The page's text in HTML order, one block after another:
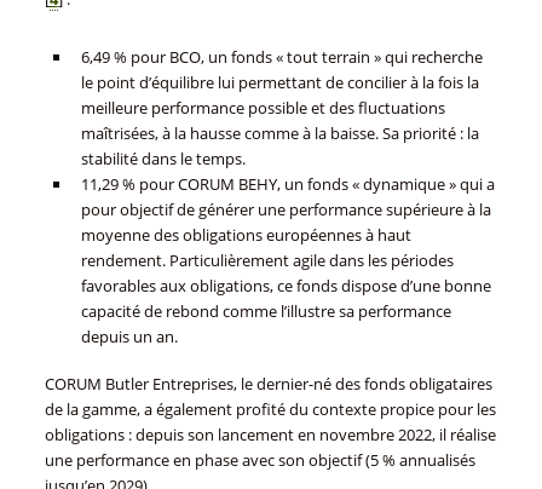
6,49 % pour BCO, un fonds « tout terrain » qui recherche
le point d’équilibre lui permettant de concilier à la fois la
meilleure performance possible et des fluctuations
maîtrisées, à la hausse comme à la baisse. Sa priorité : la
stabilité dans le temps.
11,29 % pour CORUM BEHY, un fonds « dynamique » qui a
pour objectif de générer une performance supérieure à la
moyenne des obligations européennes à haut
rendement. Particulièrement agile dans les périodes
favorables aux obligations, ce fonds dispose d’une bonne
capacité de rebond comme l’illustre sa performance
depuis un an.
CORUM Butler Entreprises, le dernier-né des fonds obligataires
de la gamme, a également profité du contexte propice pour les
obligations : depuis son lancement en novembre 2022, il réalise
une performance en phase avec son objectif (5 % annualisés